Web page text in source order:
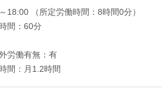
18:00 （所定労働時間：8時間0分）
間：60分
労働有無：有
間：月1.2時間